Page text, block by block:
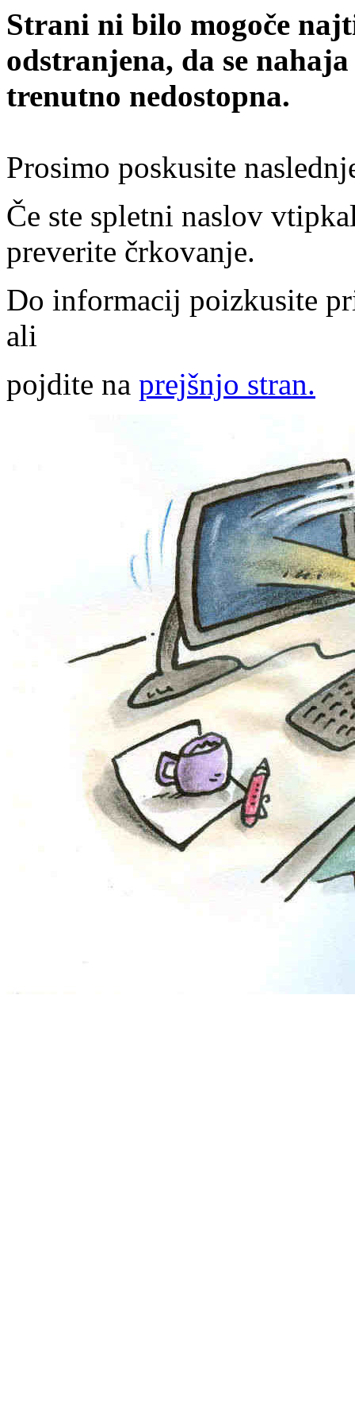
Strani ni bilo mogoče
odstranjena, da se
trenutno nedostopna.
Prosimo poskusite
Če ste spletni naslov
preverite črkovanje.
Do informacij poizkusite
ali
pojdite na prejšnjo stran.